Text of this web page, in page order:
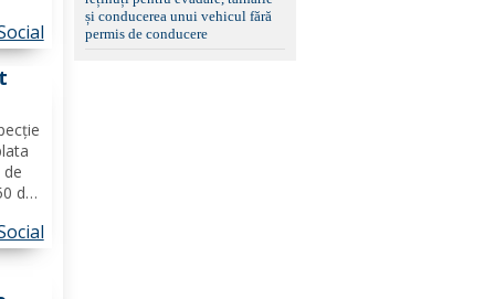
de
la
și conducerea unui vehicul fără
permis de conducere